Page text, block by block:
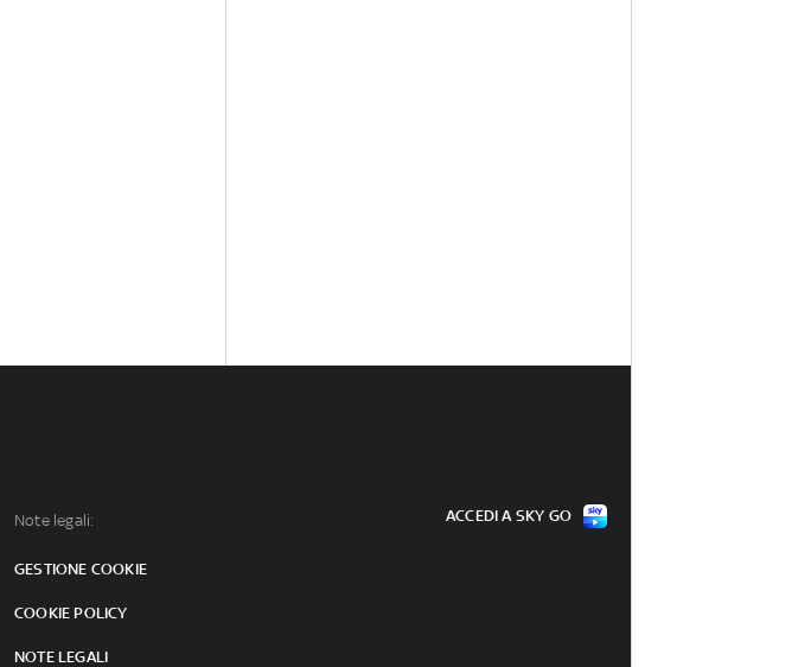
Note legali:
GESTIONE COOKIE
COOKIE POLICY
NOTE LEGALI
ACCEDI A SKY GO